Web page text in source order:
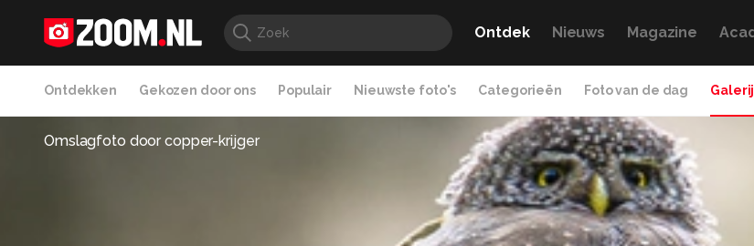
Ontdek Nieuws Magazine
Ontdekken Gekozen door ons Populair Nieuwste foto's Categorieën Foto van de dag
Omslagfoto doorcopper-krijger